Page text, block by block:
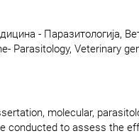
- Паразитологија,
Parasitology, Veterinary
molecular,
conducted to assess the